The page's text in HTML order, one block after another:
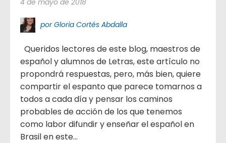
por Gloria Cortés Abdalla
Queridos lectores de este blog, maestros de
español y alumnos de Letras, este artículo no
propondrá respuestas, pero, más bien, quiere
compartir el espanto que parece tomarnos a
todos a cada día y pensar los caminos
probables de acción de los que tenemos
como labor difundir y enseñar el español en
Brasil en este...